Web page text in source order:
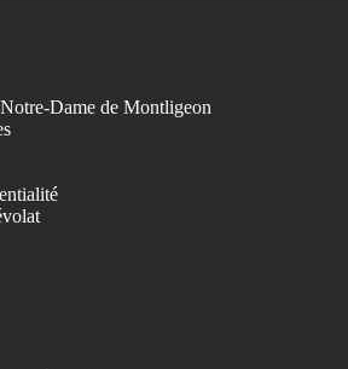
Dame de Montligeon